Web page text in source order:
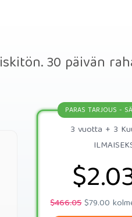
30 päivän
PARAS TARJOUS -
3 vuotta + 3
$466.05$79.00